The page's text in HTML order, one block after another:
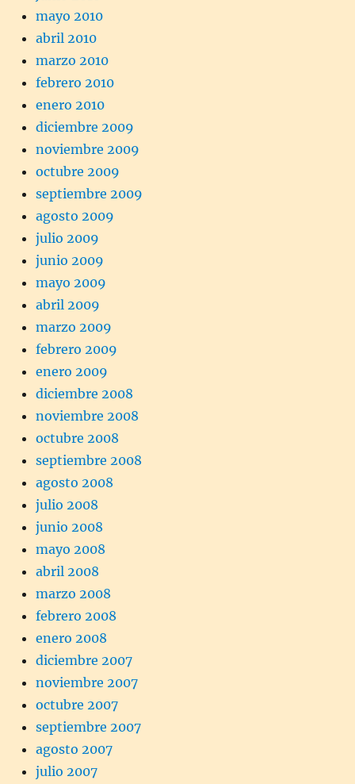
mayo 2010
abril 2010
marzo 2010
febrero 2010
enero 2010
diciembre 2009
noviembre 2009
octubre 2009
septiembre 2009
agosto 2009
julio 2009
junio 2009
mayo 2009
abril 2009
marzo 2009
febrero 2009
enero 2009
diciembre 2008
noviembre 2008
octubre 2008
septiembre 2008
agosto 2008
julio 2008
junio 2008
mayo 2008
abril 2008
marzo 2008
febrero 2008
enero 2008
diciembre 2007
noviembre 2007
octubre 2007
septiembre 2007
agosto 2007
julio 2007